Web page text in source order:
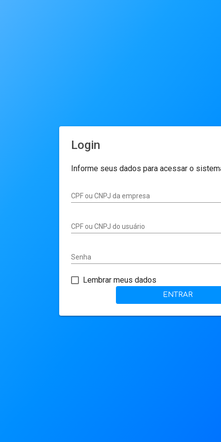
Login
Informe seus dados para acessar o
CPF ou CNPJ da empresa
CPF ou CNPJ do usuário
Senha
Lembrar meus dados
ENTRAR